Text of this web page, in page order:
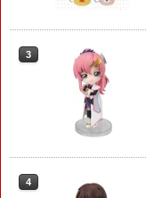
3
4
3
4